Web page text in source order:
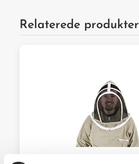
Størrelse:0,00 × 0,00 × 0,00 cm
Relaterede produkter